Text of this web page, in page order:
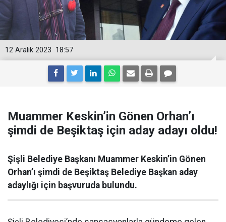
18:57
12 Aralık 2023
Muammer Keskin’in Gönen Orhan’ı
şimdi de Beşiktaş için aday adayı oldu!
Şişli Belediye Başkanı Muammer Keskin’in Gönen
Orhan’ı şimdi de Beşiktaş Belediye Başkan aday
adaylığı için başvuruda bulundu.